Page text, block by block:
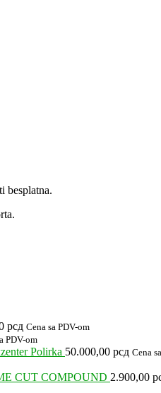
besplatna.
рсд Cena sa PDV-om
PDV-om
Polirka 50.000,00 рсд Cena
CUT COMPOUND 2.900,00